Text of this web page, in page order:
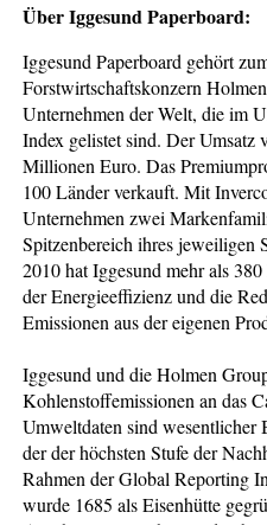
Über Iggesund Paperboard:
Iggesund Paperboard gehört
Forstwirtschaftskonzern
Unternehmen der Welt, die im
Index gelistet sind. Der Umsatz
Millionen Euro. Das
100 Länder verkauft. Mit
Unternehmen zwei
Spitzenbereich ihres jeweiligen
2010 hat Iggesund mehr als
der Energieeffizienz und die
Emissionen aus der eigenen
Iggesund und die Holmen
Kohlenstoffemissionen an das
Umweltdaten sind wesentlicher
der der höchsten Stufe der
Rahmen der Global Reporting
wurde 1685 als Eisenhütte